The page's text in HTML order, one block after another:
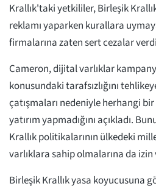
Krallık'taki yetkililer, Birleşik
reklamı yaparken kurallara
firmalarına zaten sert cezalar
Cameron, dijital varlıklar
konusundaki tarafsızlığını
çatışmaları nedeniyle herhangi
yatırım yapmadığını açıkladı.
Krallık politikalarının ülkedeki
varlıklara sahip olmalarına da izin
Birleşik Krallık yasa koyucusuna